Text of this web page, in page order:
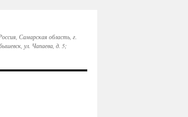
Самарская область, г.
ул. Чапаева, д. 5;